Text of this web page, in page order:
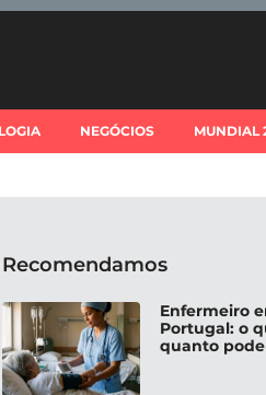
NEGÓCIOS MUNDIAL
Recomendamos
Enfermeiro
Portugal: o
quanto